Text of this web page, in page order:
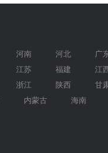
河南 河北
广
江苏 福建
江
浙江 陕西
甘
内蒙古
海南